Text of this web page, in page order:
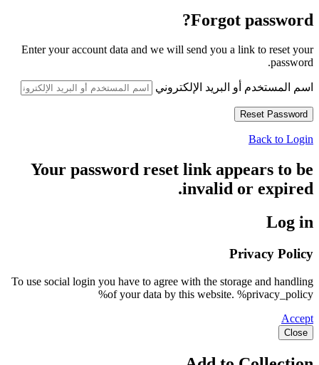
Forgot password?
Enter your account data and we will send you a link to reset your
password.
اسم المستخدم أو البريد الإلكتروني
Back to Login
Your password reset link appears to be
invalid or expired.
Log in
Privacy Policy
To use social login you have to agree with the storage and handling
of your data by this website. %privacy_policy%
Accept
Close